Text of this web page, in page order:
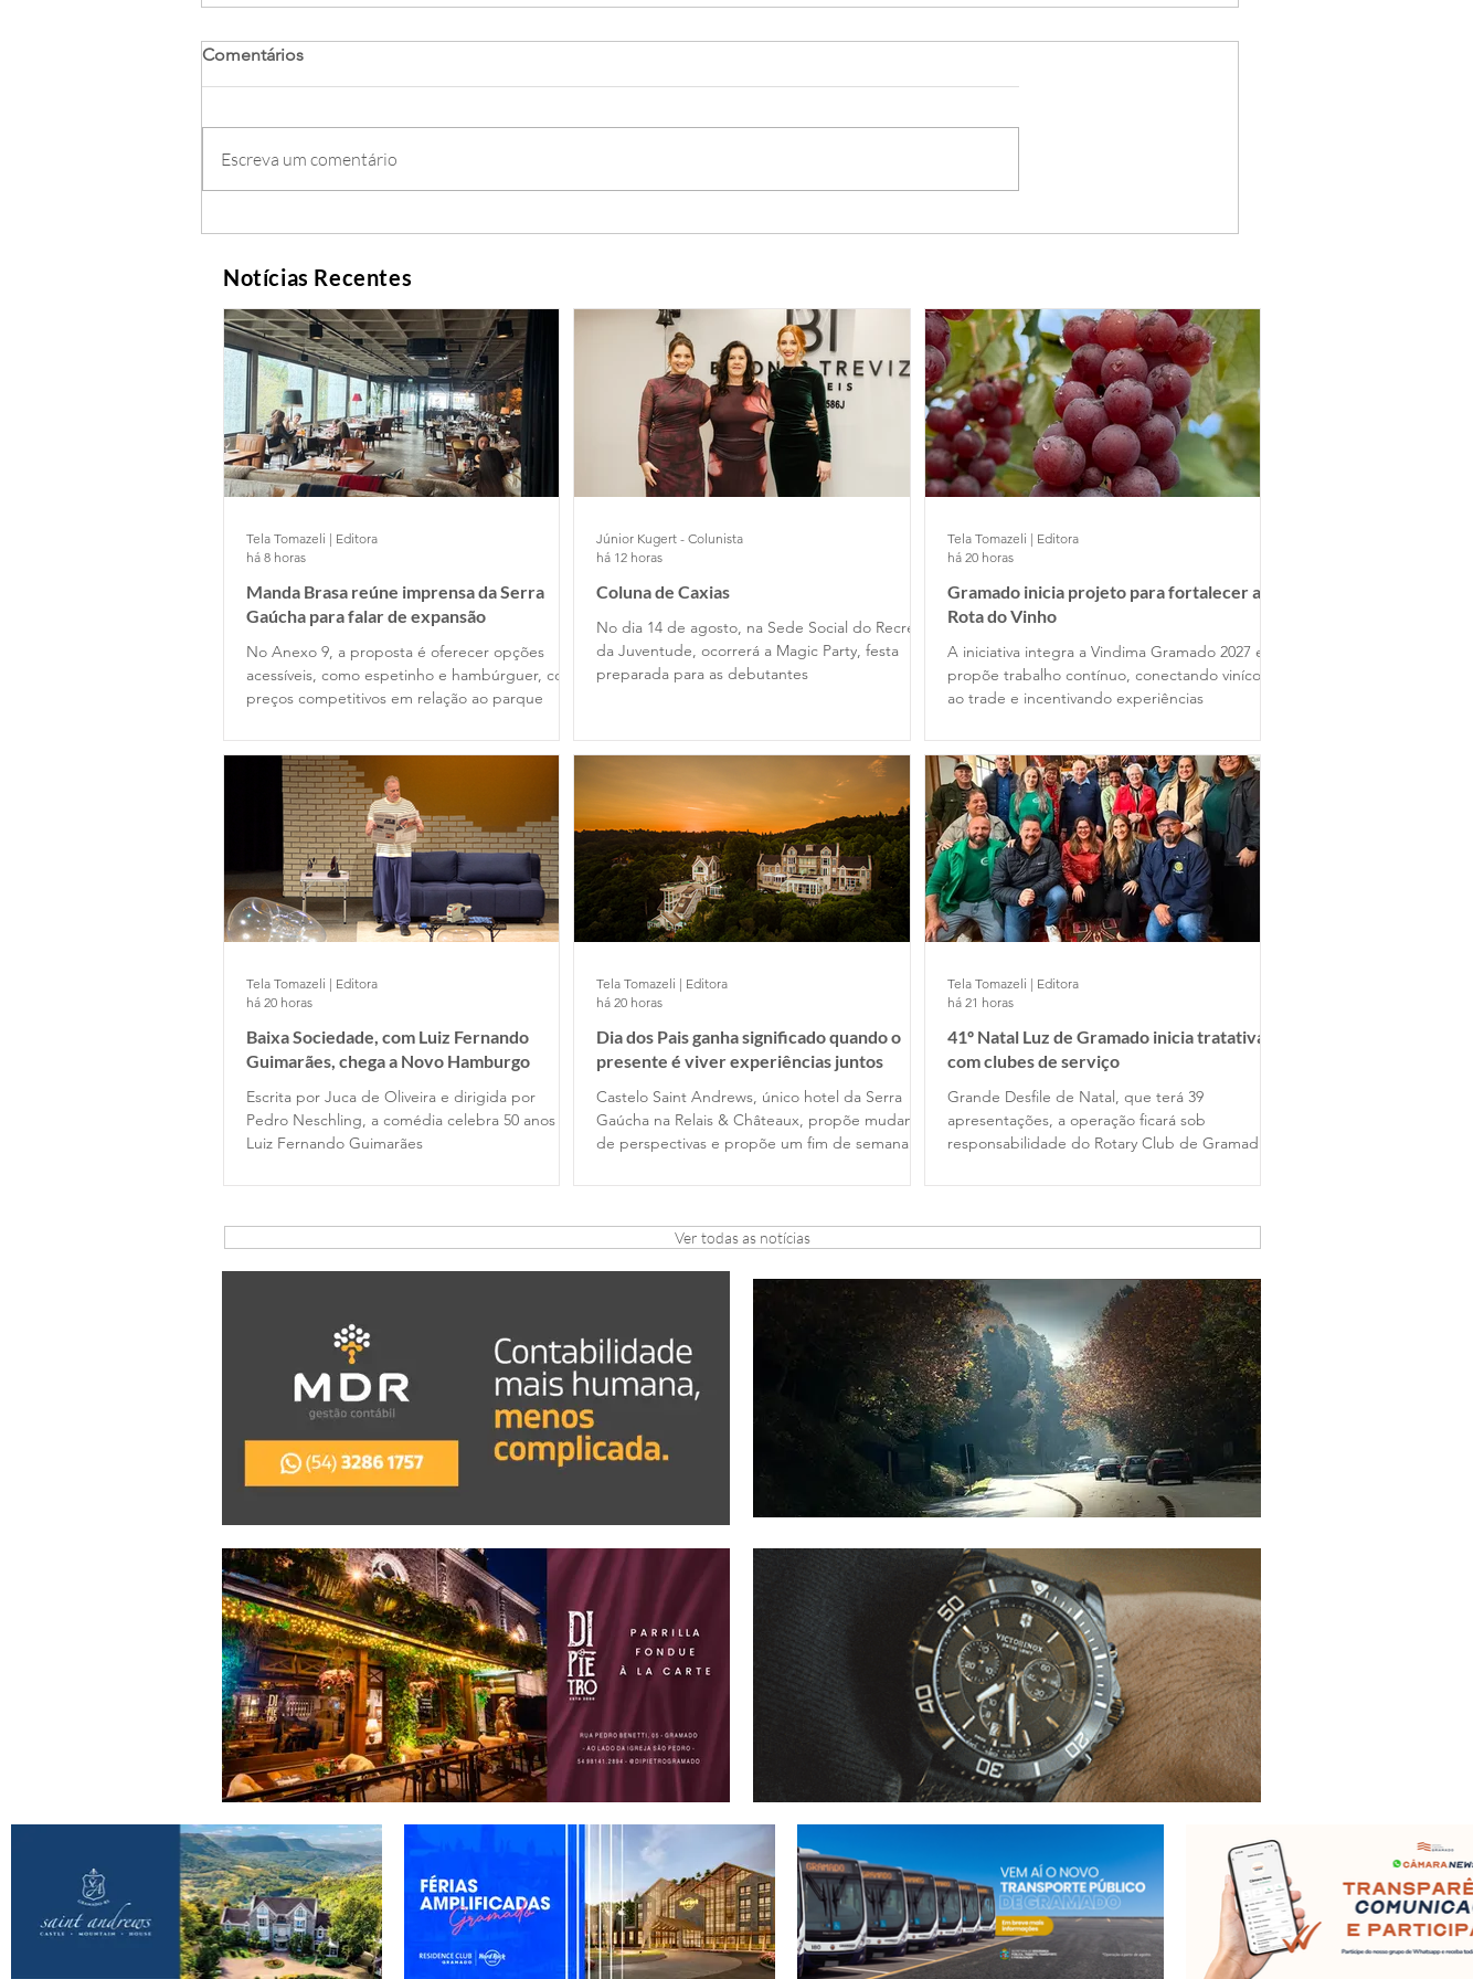
Comentários
Escreva um comentário
Notícias Recentes
Manda Brasa reúne imprensa da Serra
Gaúcha para falar de expansão
No Anexo 9, a proposta é oferecer opções
acessíveis, como espetinho e hambúrguer, com
preços competitivos em relação ao parque
Tela Tomazeli | Editora
há 8 horas
Coluna de Caxias
No dia 14 de agosto, na Sede Social do Recreio
da Juventude, ocorrerá a Magic Party, festa
preparada para as debutantes
Júnior Kugert - Colunista
há 12 horas
Gramado inicia projeto para fortalecer a
Rota do Vinho
A iniciativa integra a Vindima Gramado 2027 e
propõe trabalho contínuo, conectando vinícolas
ao trade e incentivando experiências
Tela Tomazeli | Editora
há 20 horas
Baixa Sociedade, com Luiz Fernando
Guimarães, chega a Novo Hamburgo
Escrita por Juca de Oliveira e dirigida por
Pedro Neschling, a comédia celebra 50 anos de
Luiz Fernando Guimarães
Tela Tomazeli | Editora
há 20 horas
Dia dos Pais ganha significado quando o
presente é viver experiências juntos
Castelo Saint Andrews, único hotel da Serra
Gaúcha na Relais & Châteaux, propõe mudança
de perspectivas e propõe um fim de semana de
Gramado, com festival harmonizado exclusivo na
Tela Tomazeli | Editora
há 20 horas
41º Natal Luz de Gramado inicia tratativas
com clubes de serviço
Grande Desfile de Natal, que terá 39
apresentações, a operação ficará sob
responsabilidade do Rotary Club de Gramado,
Amizade e Lions Clube. Já no Nativitaten, com
Tela Tomazeli | Editora
há 21 horas
Ver todas as notícias